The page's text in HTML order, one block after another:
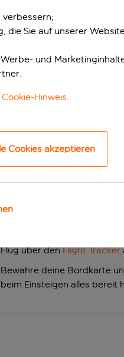
unvorhergesehende
daran, dass das Bag Drop
Minuten vor Abflug
sogar 60
einenVorabend Bag Drop
Vorabend abgeben kannst.
Überprüfe auf der easyJet
und buche im Voraus
wie
Aufgabegepäck oder eine
Wenn du besondere
Vergewissere dich bei
Dokumente bei dir hast,
herunter. Aktuelle
verschiedenen Stellen des
Flug über denFlight Tracker
Bewahre deine Bordkarte
beim Einsteigen alles bereit
verbessern;
die Sie auf unserer
und
Hinweis.
Cookies akzeptieren